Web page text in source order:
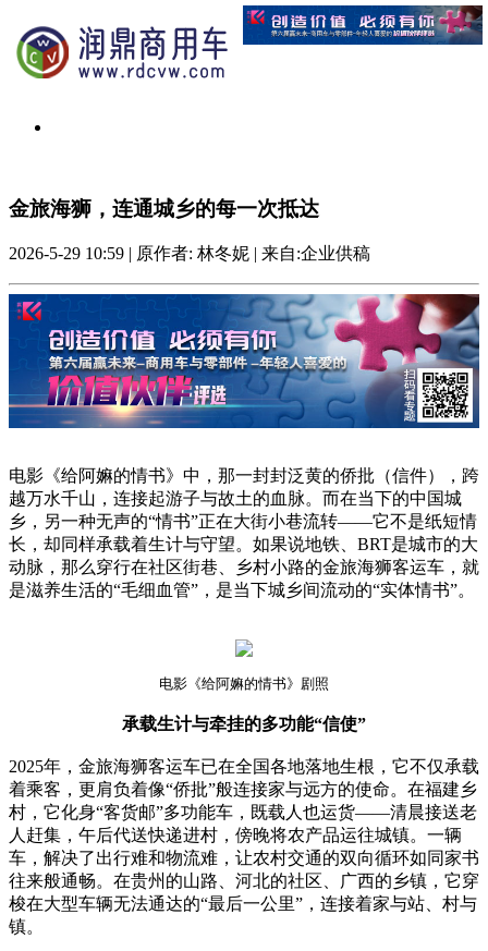
金旅海狮，连通城乡的每一次抵达
2026-5-29 10:59 | 原作者: 林冬妮 | 来自:企业供稿
电影《给阿嫲的情书》中，那一封封泛黄的侨批（信件），跨
越万水千山，连接起游子与故土的血脉。而在当下的中国城
乡，另一种无声的“情书”正在大街小巷流转——它不是纸短情
长，却同样承载着生计与守望。如果说地铁、BRT是城市的大
动脉，那么穿行在社区街巷、乡村小路的金旅海狮客运车，就
是滋养生活的“毛细血管”，是当下城乡间流动的“实体情书”。
电影《给阿嫲的情书》剧照
承载生计与牵挂的多功能“信使”
2025年，金旅海狮客运车已在全国各地落地生根，它不仅承载
着乘客，更肩负着像“侨批”般连接家与远方的使命。在福建乡
村，它化身“客货邮”多功能车，既载人也运货——清晨接送老
人赶集，午后代送快递进村，傍晚将农产品运往城镇。一辆
车，解决了出行难和物流难，让农村交通的双向循环如同家书
往来般通畅。在贵州的山路、河北的社区、广西的乡镇，它穿
梭在大型车辆无法通达的“最后一公里”，连接着家与站、村与
镇。